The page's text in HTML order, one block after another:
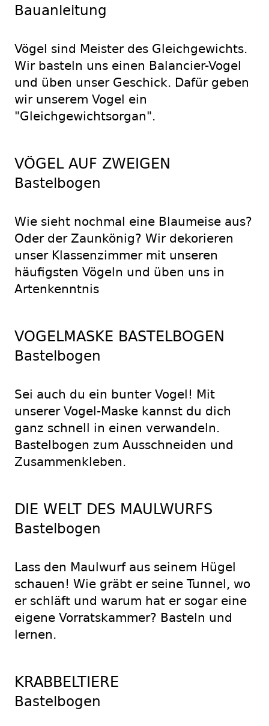
Bauanleitung
Vögel sind Meister des Gleichgewichts.
Wir basteln uns einen Balancier-Vogel
und üben unser Geschick. Dafür geben
wir unserem Vogel ein
"Gleichgewichtsorgan".
VÖGEL AUF ZWEIGEN
Bastelbogen
Wie sieht nochmal eine Blaumeise aus?
Oder der Zaunkönig? Wir dekorieren
unser Klassenzimmer mit unseren
häufigsten Vögeln und üben uns in
Artenkenntnis
VOGELMASKE BASTELBOGEN
Bastelbogen
Sei auch du ein bunter Vogel! Mit
unserer Vogel-Maske kannst du dich
ganz schnell in einen verwandeln.
Bastelbogen zum Ausschneiden und
Zusammenkleben.
DIE WELT DES MAULWURFS
Bastelbogen
Lass den Maulwurf aus seinem Hügel
schauen! Wie gräbt er seine Tunnel, wo
er schläft und warum hat er sogar eine
eigene Vorratskammer? Basteln und
lernen.
KRABBELTIERE
Bastelbogen